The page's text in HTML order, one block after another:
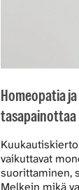
Homeopatia
vaikuttavat
suorittaminen,
Melkein mikä